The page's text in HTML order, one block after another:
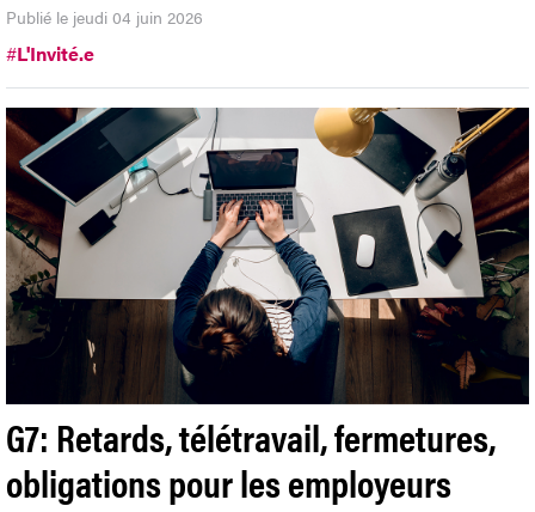
Publié le jeudi 04 juin 2026
#L'Invité.e
G7: Retards, télétravail, fermetures,
obligations pour les employeurs